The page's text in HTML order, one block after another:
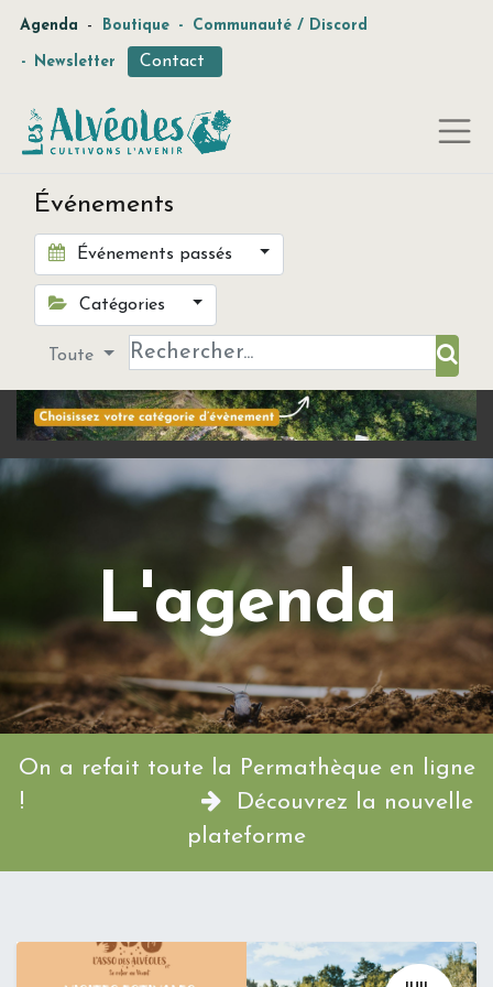
Agenda - Boutique - Communauté / Discord
- Newsletter Contact
Événements
Événements passés
Catégories
Toute
L'agenda
On a refait toute la Permathèque en ligne
!
Découvrez la nouvelle
plateforme